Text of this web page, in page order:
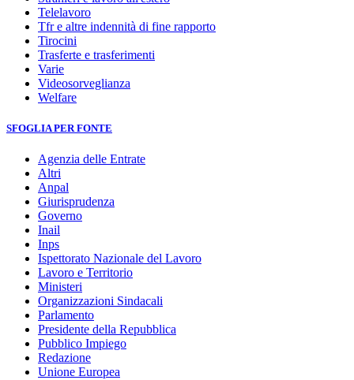
Telelavoro
Tfr e altre indennità di fine rapporto
Tirocini
Trasferte e trasferimenti
Varie
Videosorveglianza
Welfare
SFOGLIA PER FONTE
Agenzia delle Entrate
Altri
Anpal
Giurisprudenza
Governo
Inail
Inps
Ispettorato Nazionale del Lavoro
Lavoro e Territorio
Ministeri
Organizzazioni Sindacali
Parlamento
Presidente della Repubblica
Pubblico Impiego
Redazione
Unione Europea